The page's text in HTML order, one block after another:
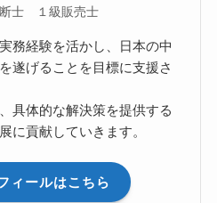
士 １級販売士
務経験を活かし、日本の中
遂げることを目標に支援さ
具体的な解決策を提供する
に貢献していきます。
ィールはこちら